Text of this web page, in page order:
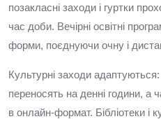
позакласні заходи і гуртки
час доби. Вечірні освітні
форми, поєднуючи очну і
Культурні заходи
переносять на денні години, а
в онлайн-формат. Бібліотеки і